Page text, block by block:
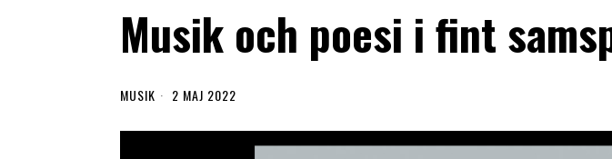
Musik och poesi i fint
MUSIK 2 MAJ 2022